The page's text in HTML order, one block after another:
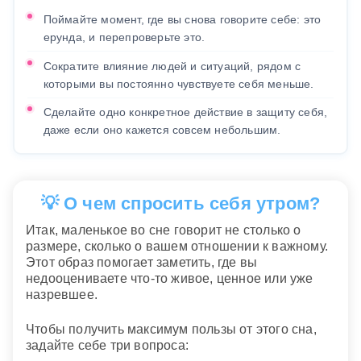
Поймайте момент, где вы снова говорите себе: это
ерунда, и перепроверьте это.
Сократите влияние людей и ситуаций, рядом с
которыми вы постоянно чувствуете себя меньше.
Сделайте одно конкретное действие в защиту себя,
даже если оно кажется совсем небольшим.
💡 О чем спросить себя утром?
Итак, маленькое во сне говорит не столько о
размере, сколько о вашем отношении к важному.
Этот образ помогает заметить, где вы
недооцениваете что-то живое, ценное или уже
назревшее.
Чтобы получить максимум пользы от этого сна,
задайте себе три вопроса: